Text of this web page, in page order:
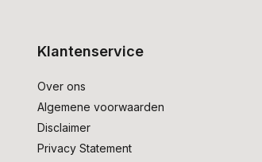
Klantenservice
Over ons
Algemene voorwaarden
Disclaimer
Privacy Statement